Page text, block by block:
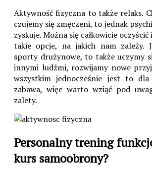
Aktywność fizyczna to także relaks.
czujemy się zmęczeni, to jednak
zyskuje. Można się całkowicie
takie opcje, na jakich nam zależy.
sporty drużynowe, to także uczymy
innymi ludźmi, rozwijamy nowe
wszystkim jednocześnie jest to dla
zabawa, więc warto wziąć pod
zalety.
Personalny trening
kurs samoobrony?